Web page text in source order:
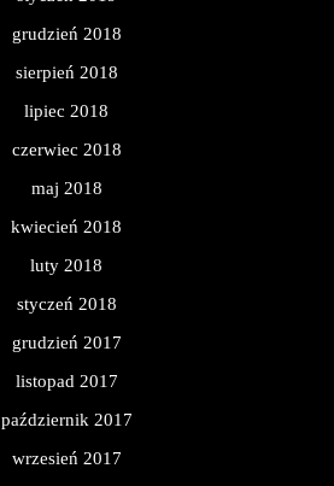
grudzień 2018
sierpień 2018
lipiec 2018
czerwiec 2018
maj 2018
kwiecień 2018
luty 2018
styczeń 2018
grudzień 2017
listopad 2017
październik 2017
wrzesień 2017